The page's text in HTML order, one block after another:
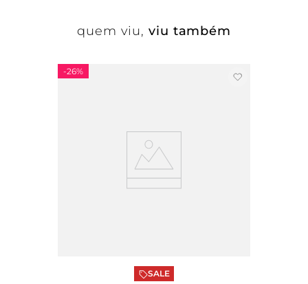
quem viu, viu também
-26%
SALE